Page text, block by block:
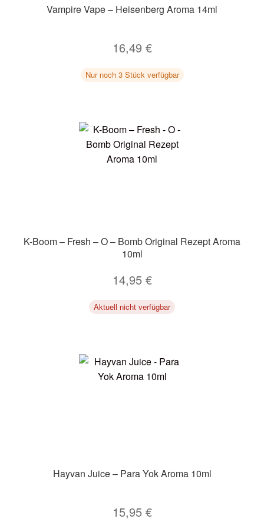
Vampire Vape – Heisenberg Aroma 14ml
16,49 €
Nur noch 3 Stück verfügbar
K-Boom – Fresh – O – Bomb Original Rezept Aroma
10ml
14,95 €
Aktuell nicht verfügbar
Hayvan Juice – Para Yok Aroma 10ml
15,95 €